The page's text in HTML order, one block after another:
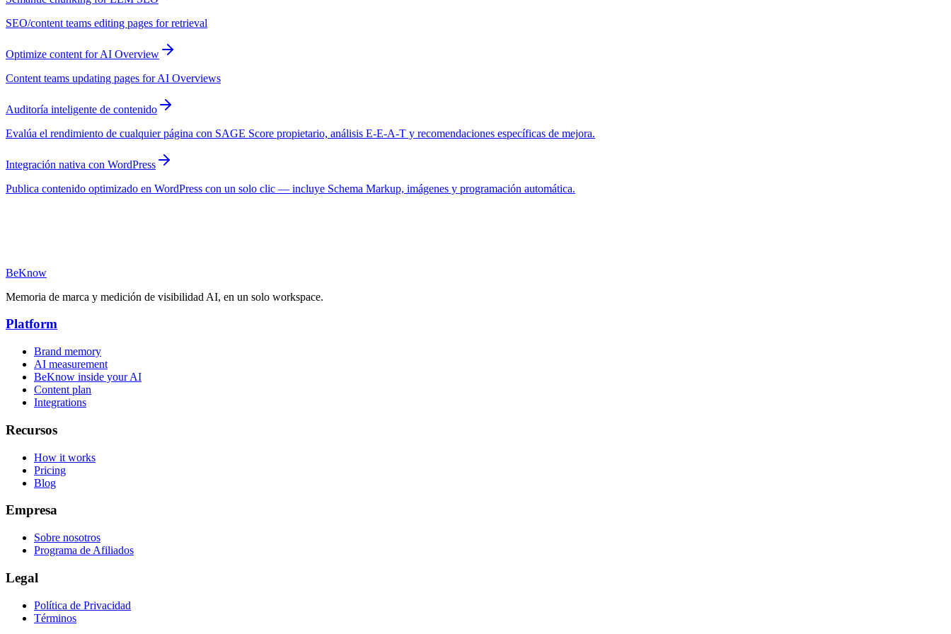
SEO/content teams editing pages for retrieval
Optimize content for AI Overview
Content teams updating pages for AI Overviews
Auditoría inteligente de contenido
Evalúa el rendimiento de cualquier página con SAGE Score propietario, análisis E-E-A-T y recomendaciones específicas de mejora.
Integración nativa con WordPress
Publica contenido optimizado en WordPress con un solo clic — incluye Schema Markup, imágenes y programación automática.
BeKnow
Memoria de marca y medición de visibilidad AI, en un solo workspace.
Platform
Brand memory
AI measurement
BeKnow inside your AI
Content plan
Integrations
Recursos
How it works
Pricing
Blog
Empresa
Sobre nosotros
Programa de Afiliados
Legal
Política de Privacidad
Términos